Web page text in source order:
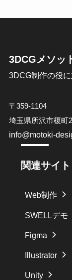
3DCGメソッ
3DCG制作の役
〒359-1104
埼玉県所沢市榎町
info@motoki-
関連サイト
Web制作
SWELLデモ
Figma
Illustrator
Unity